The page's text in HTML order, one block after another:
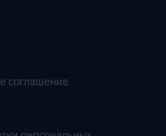
соглашение